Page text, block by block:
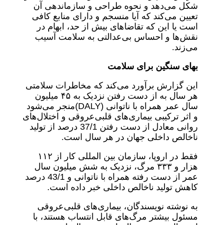
شکل می‌دهد و نحوه طراحی و سازماندهی آن
تعیین می‌کند که آیا منسجم و دارای منابع کافی
است یا این که تقاضاهای بیش از حد، ابهام در
نقش‌ها و احساس بی‌عدالتی به سلامت آسیب
می‌زند.
بهای سنگین برای سلامت
این گزارش برآورد می‌کند که مخاطرات سلامتی
هر سال به از دست رفتن نزدیک به ۴۵ میلیون
سال عمر همراه با ناتوانی (DALY)‌منجر می‌شود
و اثر ترکیبی بیماری‌های قلبی‌عروقی و اختلال‌های
روانی معادل از دست رفتن 37/1 درصد از تولید
ناخالص داخلی جهان در هر سال است.
فقط در اروپا، سازمان بین المللی کار از ۱۱۲
هزار و ۳۳۳ مرگ، نزدیک به شش میلیون سال
عمر از دست رفته همراه با ناتوانی و 43/1 درصد
کاهش تولید ناخالص داخلی خبر داده است.
به نوشته نویسندگان، بیماری‌های قلبی‌عروقی
مسئول بیشتر مرگ‌های قابل انتساب هستند، با